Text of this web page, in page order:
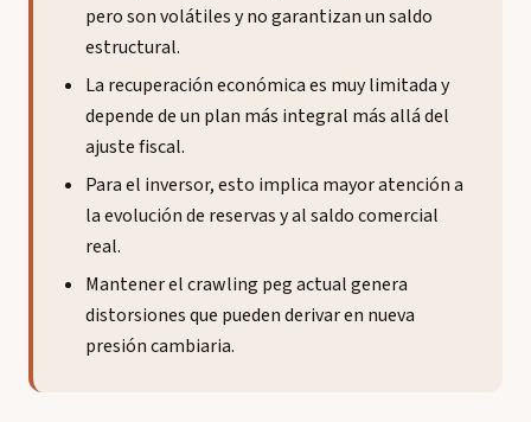
pero son volátiles y no garantizan un saldo
estructural.
La recuperación económica es muy limitada y
depende de un plan más integral más allá del
ajuste fiscal.
Para el inversor, esto implica mayor atención a
la evolución de reservas y al saldo comercial
real.
Mantener el crawling peg actual genera
distorsiones que pueden derivar en nueva
presión cambiaria.